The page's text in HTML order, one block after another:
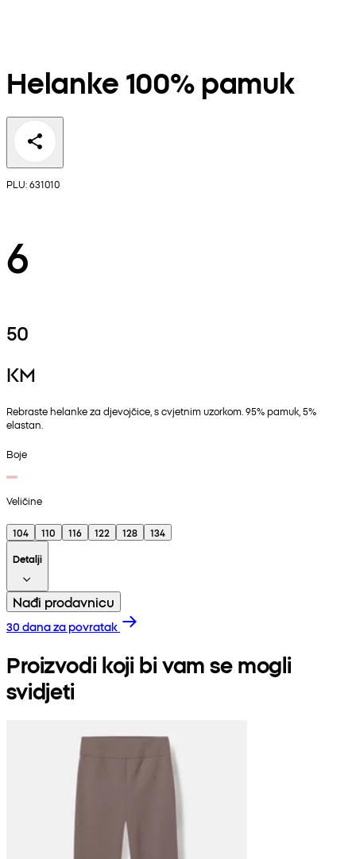
Helanke 100% pamuk
PLU: 631010
6
50
KM
Rebraste helanke za djevojčice, s cvjetnim uzorkom. 95% pamuk, 5%
elastan.
Boje
Veličine
104 110 116 122 128
134
Detalji
Nađi prodavnicu
30 dana za povratak
Proizvodi koji bi vam se mogli
svidjeti